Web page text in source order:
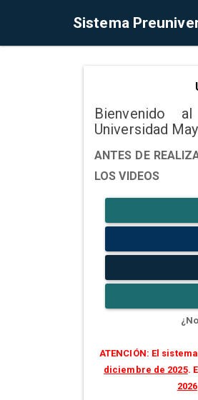
Sistema
Bienvenido
Universidad
ANTES DE
LOS VIDEOS
ATENCIÓN: El
diciembre de 2025.
2026